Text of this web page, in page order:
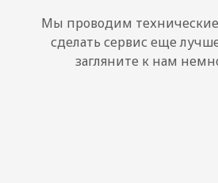
Мы проводим
сделать сервис еще
загляните к нам